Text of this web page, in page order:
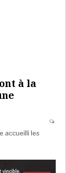
à la
accueilli les